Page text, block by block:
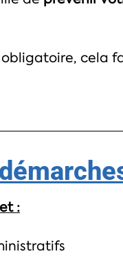
obligatoire, cela
: